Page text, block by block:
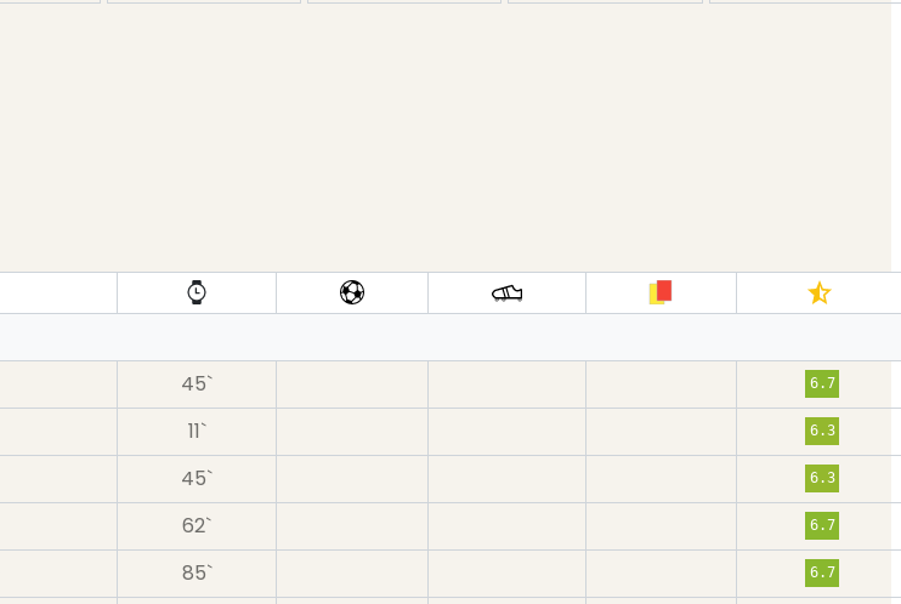
45` 6.7
11` 6.3
45` 6.3
62` 6.7
85` 6.7